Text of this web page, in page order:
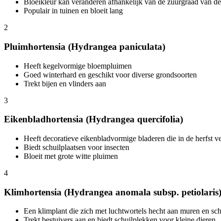
Bloeikleur kan veranderen afhankelijk van de zuurgraad van
Populair in tuinen en bloeit lang
2
Pluimhortensia (Hydrangea paniculata)
Heeft kegelvormige bloempluimen
Goed winterhard en geschikt voor diverse grondsoorten
Trekt bijen en vlinders aan
3
Eikenbladhortensia (Hydrangea quercifolia)
Heeft decoratieve eikenbladvormige bladeren die in de herfst
Biedt schuilplaatsen voor insecten
Bloeit met grote witte pluimen
4
Klimhortensia (Hydrangea anomala subsp. petiolaris)
Een klimplant die zich met luchtwortels hecht aan muren en